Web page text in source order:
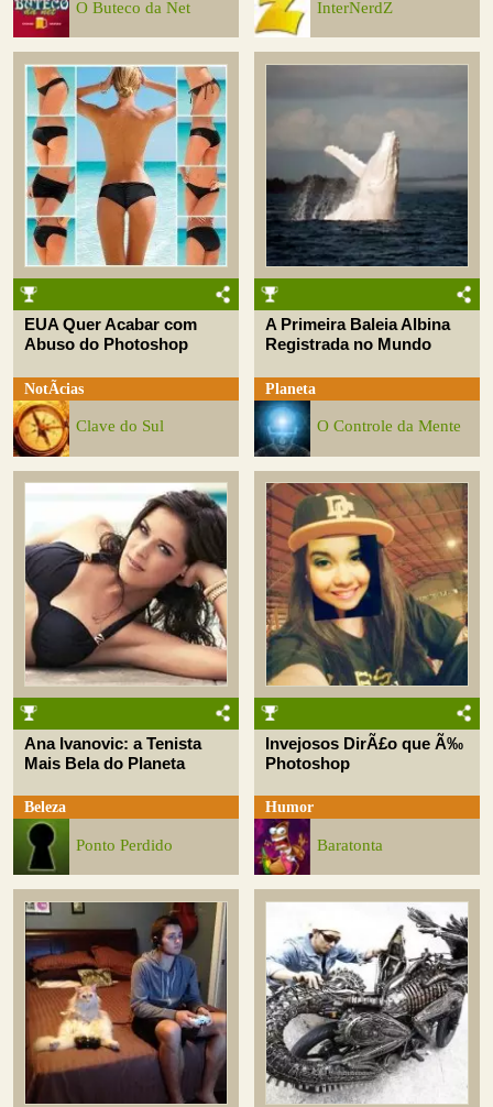
O Buteco da Net InterNerdZ
EUA Quer Acabar com
Abuso do Photoshop
NotÃ­cias
Clave do Sul
A Primeira Baleia Albina
Registrada no Mundo
Planeta
O Controle da Mente
Ana Ivanovic: a Tenista
Mais Bela do Planeta
Beleza
Ponto Perdido
Invejosos DirÃ£o que Ã‰
Photoshop
Humor
Baratonta